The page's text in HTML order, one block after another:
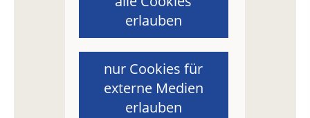
erlauben
nur Cookies für
externe Medien
erlauben